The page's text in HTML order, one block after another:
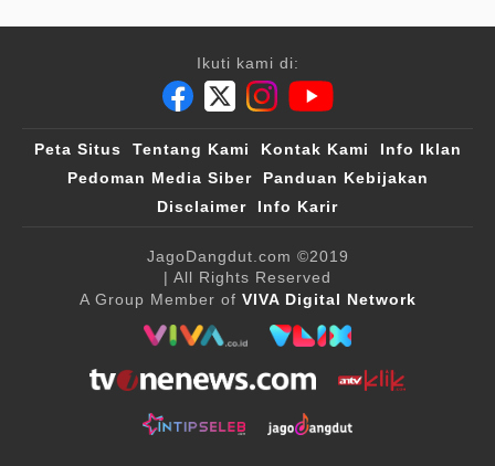
Ikuti kami di:
Peta Situs Tentang Kami Kontak Kami
Info Iklan
Pedoman Media Siber
Panduan Kebijakan
Disclaimer
Info Karir
JagoDangdut.com ©2019
| All Rights Reserved
A Group Member of VIVA Digital Network